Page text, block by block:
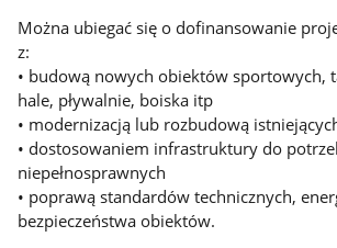
Można ubiegać się o dofinansowanie
z:
• budową nowych obiektów sportowych,
hale, pływalnie, boiska itp
• modernizacją lub rozbudową
• dostosowaniem infrastruktury do
niepełnosprawnych
• poprawą standardów technicznych,
bezpieczeństwa obiektów.